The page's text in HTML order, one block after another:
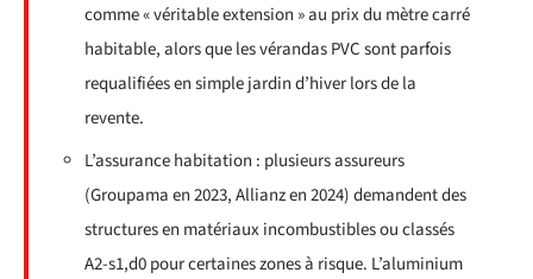
comme « véritable extension » au prix du mètre carré
habitable, alors que les vérandas PVC sont parfois
requalifiées en simple jardin d’hiver lors de la
revente.
L’assurance habitation : plusieurs assureurs
(Groupama en 2023, Allianz en 2024) demandent des
structures en matériaux incombustibles ou classés
A2-s1,d0 pour certaines zones à risque. L’aluminium